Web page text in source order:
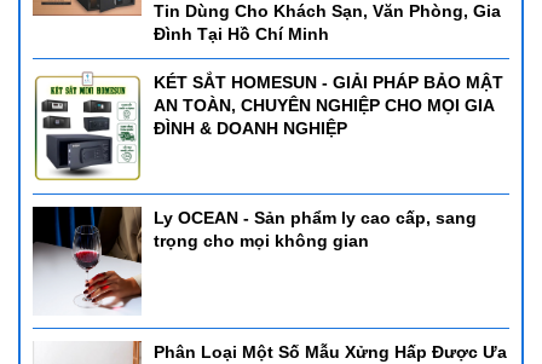
Tin Dùng Cho Khách Sạn, Văn Phòng, Gia
Đình Tại Hồ Chí Minh
KÉT SẮT HOMESUN - GIẢI PHÁP BẢO MẬT
AN TOÀN, CHUYÊN NGHIỆP CHO MỌI GIA
ĐÌNH & DOANH NGHIỆP
Ly OCEAN - Sản phẩm ly cao cấp, sang
trọng cho mọi không gian
Phân Loại Một Số Mẫu Xửng Hấp Được Ưa